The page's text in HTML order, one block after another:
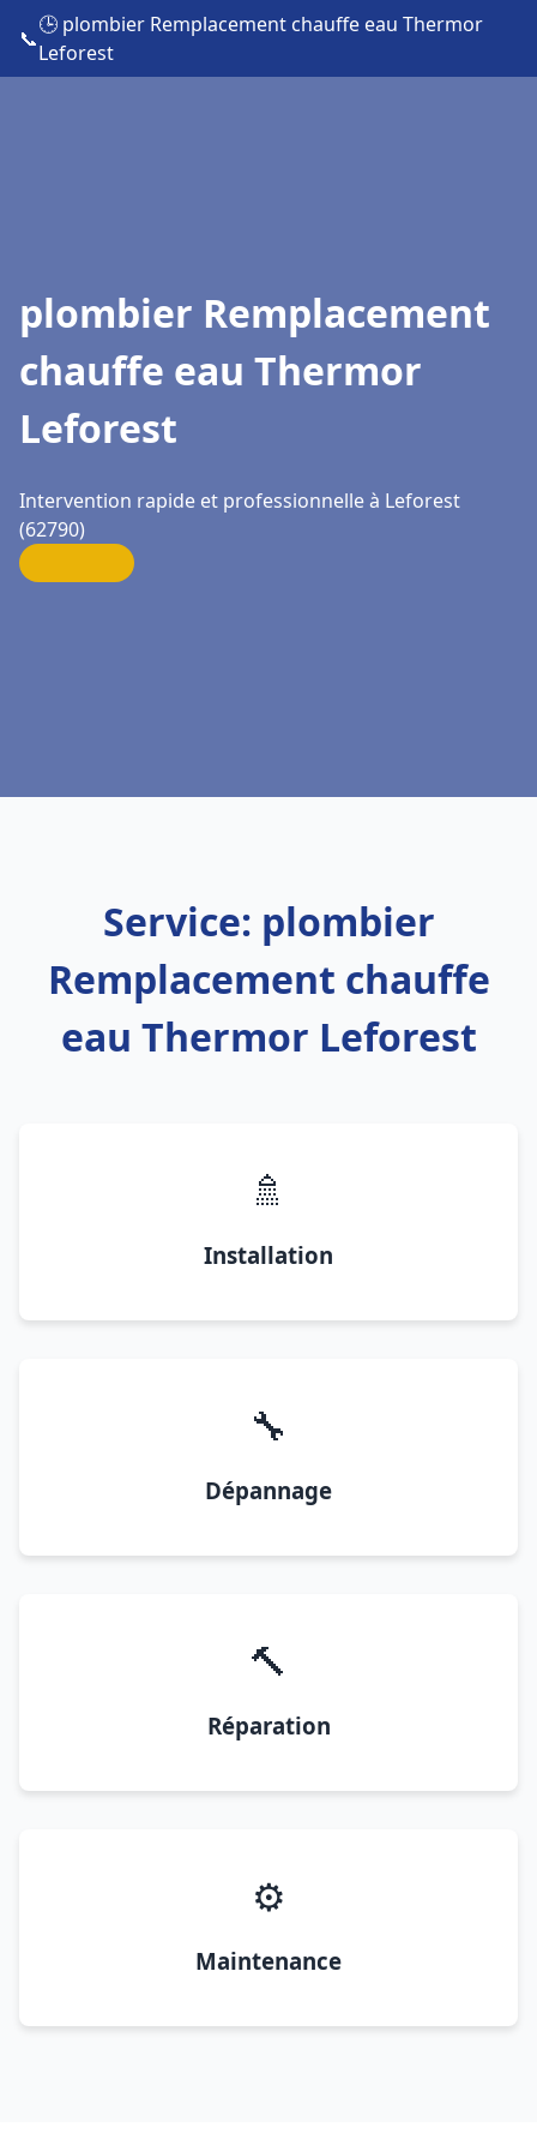
📞
🕒 plombier Remplacement chauffe eau Thermor
Leforest
plombier Remplacement
chauffe eau Thermor
Leforest
Intervention rapide et professionnelle à Leforest
(62790)
Service: plombier
Remplacement chauffe
eau Thermor Leforest
🚿
Installation
🔧
Dépannage
🔨
Réparation
⚙️
Maintenance